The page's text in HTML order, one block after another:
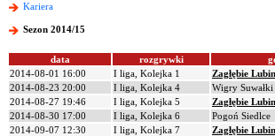
Kariera
Sezon 2014/15
data rozgrywki
2014-08-01 16:00
I liga, Kolejka 1 Zagłębie Lubin
2014-08-23 20:00
I liga, Kolejka 4 Wigry Suwałki
2014-08-27 19:46
I liga, Kolejka 5 Zagłębie Lubin
2014-08-30 17:00
I liga, Kolejka 6 Pogoń Siedlce
2014-09-07 12:30
I liga, Kolejka 7 Zagłębie Lubin